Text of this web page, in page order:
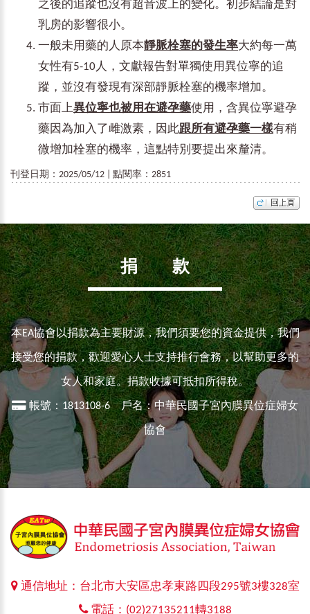
之後的追蹤也沒有超音波上的變化。初步結論是對
乳房的影響很小。
一般未用藥的人原本靜脈栓塞的發生率大約每一萬
女性有5-10人，文獻報告對單獨使用異位寧的追
蹤，並沒有發現有深部靜脈栓塞的機率增加。
市面上異位寧也被用在避孕藥使用，含異位寧避孕
藥因為加入了雌激素，因此跟所有避孕藥一樣有稍
微增加栓塞的機率，這點特別要提出來釐清。
刊登日期：2025/05/12 | 點閱率：2851
捐 款
本EA協會以捐款為主要財源，我們須要您的資金提供，我們
接受您的捐款，歡迎愛心人士支持推行會務，以幫助更多的
女人和家庭。捐款收據可抵扣所得稅。
帳號：1813108-6 戶名：中華民國子宮內膜異位症婦女
協會
通信地址：台北市大安區忠孝東路四段295號3樓328室
電話：(02)27135211轉3188